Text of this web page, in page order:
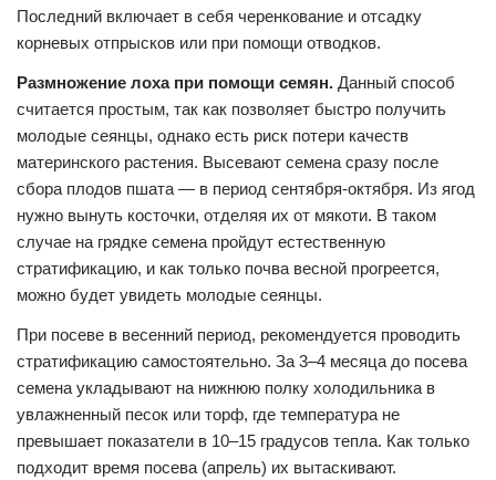
Последний включает в себя черенкование и отсадку
корневых отпрысков или при помощи отводков.
Размножение лоха при помощи семян. Данный способ
считается простым, так как позволяет быстро получить
молодые сеянцы, однако есть риск потери качеств
материнского растения. Высевают семена сразу после
сбора плодов пшата — в период сентября-октября. Из ягод
нужно вынуть косточки, отделяя их от мякоти. В таком
случае на грядке семена пройдут естественную
стратификацию, и как только почва весной прогреется,
можно будет увидеть молодые сеянцы.
При посеве в весенний период, рекомендуется проводить
стратификацию самостоятельно. За 3–4 месяца до посева
семена укладывают на нижнюю полку холодильника в
увлажненный песок или торф, где температура не
превышает показатели в 10–15 градусов тепла. Как только
подходит время посева (апрель) их вытаскивают.